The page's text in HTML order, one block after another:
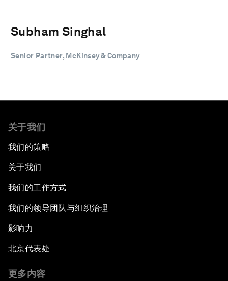
Subham Singhal
Senior Partner, McKinsey & Company
关于我们
我们的策略
关于我们
我们的工作方式
我们的领导团队与组织治理
影响力
北京代表处
更多内容